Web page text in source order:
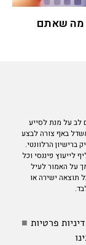
מה שאתם
לב על מנת לסייע
באף צורה לבצע
הרלוונטי.
לייעוץ פיננסי וכל
על האמור לעיל
תוצאה ישירה או
פרטיות ■